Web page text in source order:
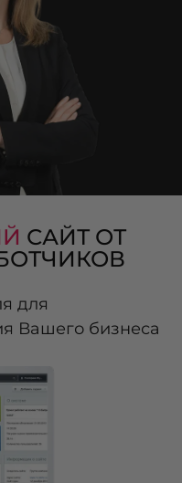
САЙТ ОТ
для
Вашего бизнеса